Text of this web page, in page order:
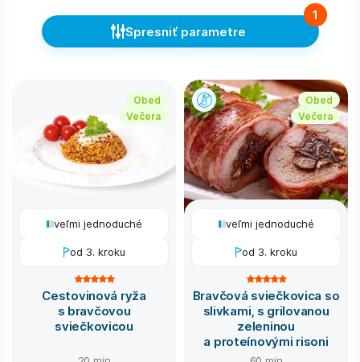
Spresniť parametre
1
Obed
Večera
veľmi jednoduché
od 3. kroku
Cestovinová ryža
s bravčovou
sviečkovicou
Obed
Večera
veľmi jednoduché
od 3. kroku
Bravčová sviečkovica so
slivkami, s grilovanou
zeleninou
a proteínovými risoni